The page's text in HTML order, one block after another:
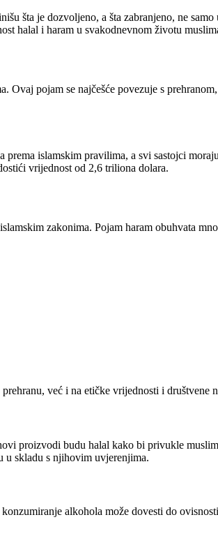
šta je dozvoljeno, a šta zabranjeno, ne samo
halal i haram u svakodnevnom životu
pojam se najčešće povezuje s
islamskim pravilima, a svi sastojci
vrijednost od 2,6 triliona dolara.
zakonima. Pojam haram obuhvata
već i na etičke vrijednosti i društvene
proizvodi budu halal kako bi privukle
u skladu s njihovim uvjerenjima.
alkohola može dovesti do